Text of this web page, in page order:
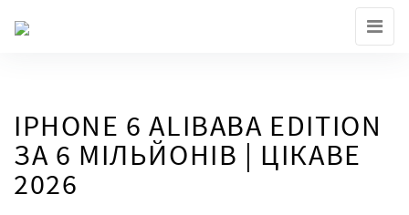
IPHONE 6 ALIBABA EDITION
ЗА 6 МІЛЬЙОНІВ | ЦІКАВЕ
2026